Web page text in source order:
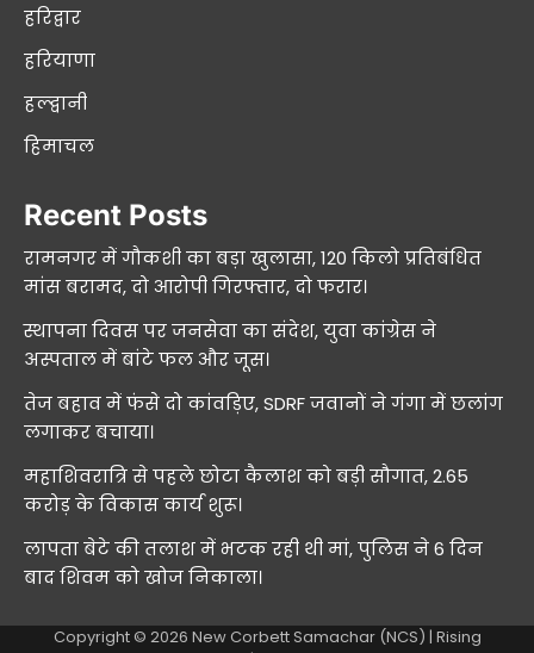
हरिद्वार
हरियाणा
हल्द्वानी
हिमाचल
Recent Posts
रामनगर में गौकशी का बड़ा खुलासा, 120 किलो प्रतिबंधित
मांस बरामद, दो आरोपी गिरफ्तार, दो फरार।
स्थापना दिवस पर जनसेवा का संदेश, युवा कांग्रेस ने
अस्पताल में बांटे फल और जूस।
तेज बहाव में फंसे दो कांवड़िए, SDRF जवानों ने गंगा में छलांग
लगाकर बचाया।
महाशिवरात्रि से पहले छोटा कैलाश को बड़ी सौगात, 2.65
करोड़ के विकास कार्य शुरू।
लापता बेटे की तलाश में भटक रही थी मां, पुलिस ने 6 दिन
बाद शिवम को खोज निकाला।
Copyright © 2026 New Corbett Samachar (NCS) | Rising